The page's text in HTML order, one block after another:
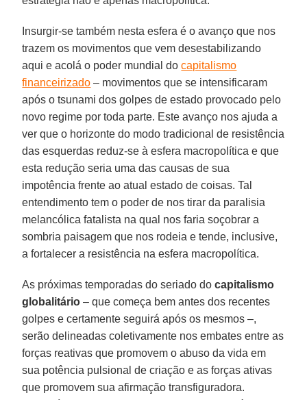
Insurgir-se também nesta esfera é o avanço que nos
trazem os movimentos que vem desestabilizando
aqui e acolá o poder mundial docapitalismo
financeirizado – movimentos que se intensificaram
após o tsunami dos golpes de estado provocado pelo
novo regime por toda parte. Este avanço nos ajuda a
ver que o horizonte do modo tradicional de resistência
das esquerdas reduz-se à esfera macropolítica e que
esta redução seria uma das causas de sua
impotência frente ao atual estado de coisas. Tal
entendimento tem o poder de nos tirar da paralisia
melancólica fatalista na qual nos faria soçobrar a
sombria paisagem que nos rodeia e tende, inclusive,
a fortalecer a resistência na esfera macropolítica.
As próximas temporadas do seriado docapitalismo
globalitário – que começa bem antes dos recentes
golpes e certamente seguirá após os mesmos –,
serão delineadas coletivamente nos embates entre as
forças reativas que promovem o abuso da vida em
sua potência pulsional de criação e as forças ativas
que promovem sua afirmação transfiguradora.